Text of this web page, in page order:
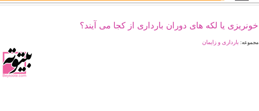
خونریزی یا لکه های دوران بارداری از کجا می آیند؟
مجموعه: بارداری و زایمان